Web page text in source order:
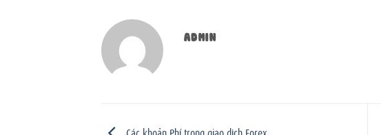
ADMIN
Các khoản Phí trong giao dịch Forex